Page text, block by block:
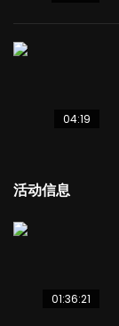
04:19
活动信息
01:36:21